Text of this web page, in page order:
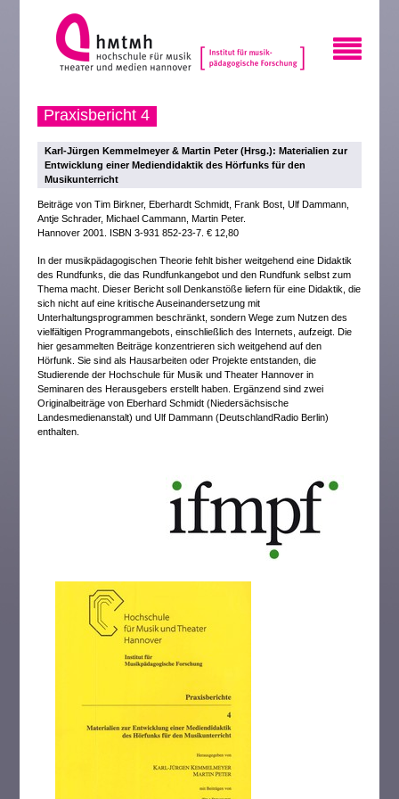
Praxisbericht 4
Karl-Jürgen Kemmelmeyer & Martin Peter (Hrsg.): Materialien zur
Entwicklung einer Mediendidaktik des Hörfunks für den
Musikunterricht
Beiträge von Tim Birkner, Eberhardt Schmidt, Frank Bost, Ulf Dammann,
Antje Schrader, Michael Cammann, Martin Peter.
Hannover 2001. ISBN 3-931 852-23-7. € 12,80
In der musikpädagogischen Theorie fehlt bisher weitgehend eine Didaktik
des Rundfunks, die das Rundfunkangebot und den Rundfunk selbst zum
Thema macht. Dieser Bericht soll Denkanstöße liefern für eine Didaktik, die
sich nicht auf eine kritische Auseinandersetzung mit
Unterhaltungsprogrammen beschränkt, sondern Wege zum Nutzen des
vielfältigen Programmangebots, einschließlich des Internets, aufzeigt. Die
hier gesammelten Beiträge konzentrieren sich weitgehend auf den
Hörfunk. Sie sind als Hausarbeiten oder Projekte entstanden, die
Studierende der Hochschule für Musik und Theater Hannover in
Seminaren des Herausgebers erstellt haben. Ergänzend sind zwei
Originalbeiträge von Eberhard Schmidt (Niedersächsische
Landesmedienanstalt) und Ulf Dammann (DeutschlandRadio Berlin)
enthalten.